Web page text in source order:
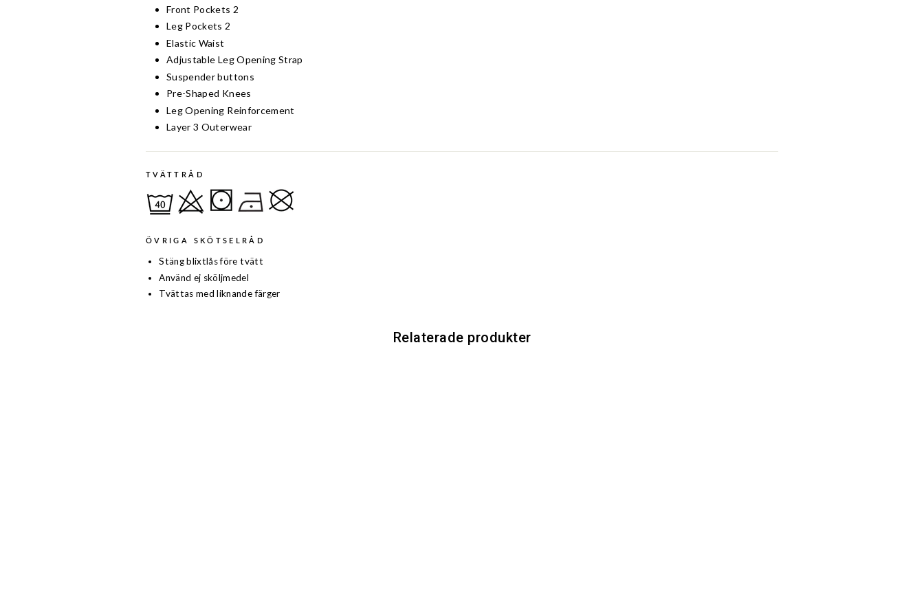
Front Pockets 2
Leg Pockets 2
Elastic Waist
Adjustable Leg Opening Strap
Suspender buttons
Pre-Shaped Knees
Leg Opening Reinforcement
Layer 3 Outerwear
TVÄTTRÅD
ÖVRIGA SKÖTSELRÅD
Stäng blixtlås före tvätt
Använd ej sköljmedel
Tvättas med liknande färger
Relaterade produkter